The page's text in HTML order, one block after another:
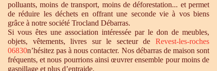
polluants, moins de transport, moins de déforestation... et permet
de réduire les déchets en offrant une seconde vie à vos biens
grâce à notre société Trocland Débarras.
Si vous êtes une association intéressée par le don de meubles,
objets, vêtements, livres sur le secteur de Revest-les-roches
06830n’hésitez pas à nous contacter. Nos débarras de maison sont
fréquents, et nous pourrions ainsi œuvrer ensemble pour moins de
gaspillage et plus d’entraide.